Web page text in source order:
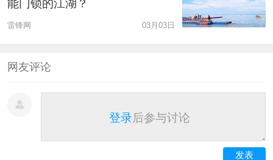
能门锁的江湖？
雷锋网 03月03日
网友评论
登录后参与讨论
发表